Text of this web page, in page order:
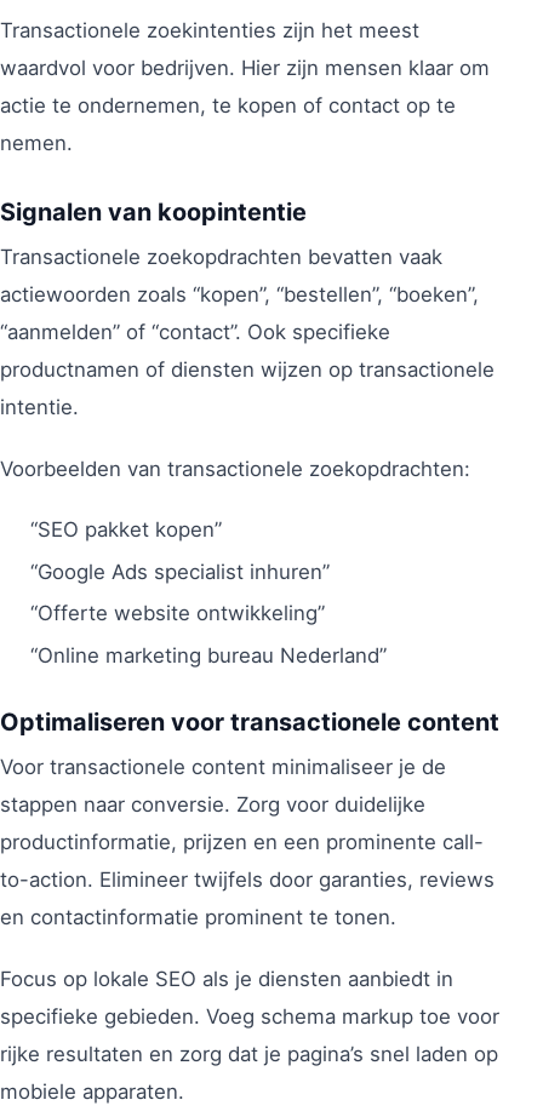
Transactionele zoekintenties zijn het meest
waardvol voor bedrijven. Hier zijn mensen klaar om
actie te ondernemen, te kopen of contact op te
nemen.
Signalen van koopintentie
Transactionele zoekopdrachten bevatten vaak
actiewoorden zoals “kopen”, “bestellen”, “boeken”,
“aanmelden” of “contact”. Ook specifieke
productnamen of diensten wijzen op transactionele
intentie.
Voorbeelden van transactionele zoekopdrachten:
“SEO pakket kopen”
“Google Ads specialist inhuren”
“Offerte website ontwikkeling”
“Online marketing bureau Nederland”
Optimaliseren voor transactionele content
Voor transactionele content minimaliseer je de
stappen naar conversie. Zorg voor duidelijke
productinformatie, prijzen en een prominente call-
to-action. Elimineer twijfels door garanties, reviews
en contactinformatie prominent te tonen.
Focus op lokale SEO als je diensten aanbiedt in
specifieke gebieden. Voeg schema markup toe voor
rijke resultaten en zorg dat je pagina’s snel laden op
mobiele apparaten.